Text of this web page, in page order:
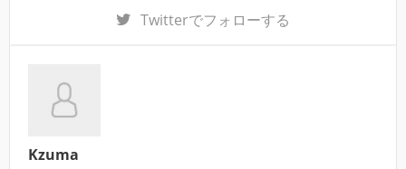
Twitterでフォローする
Kzuma